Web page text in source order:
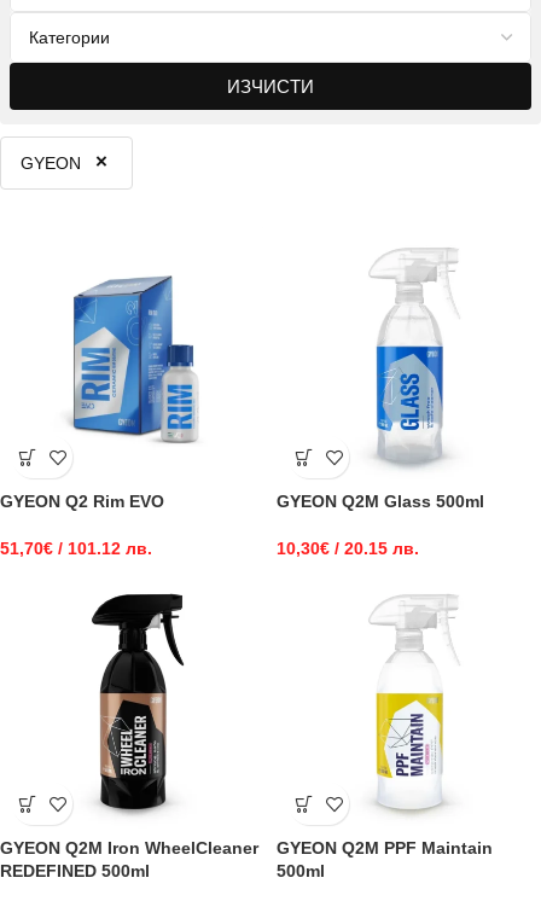
ИЗЧИСТИ
GYEON ×
GYEON Q2 Rim EVO
51,70€ / 101.12 лв.
GYEON Q2M Glass 500ml
10,30€ / 20.15 лв.
GYEON Q2M Iron WheelCleaner
REDEFINED 500ml
GYEON Q2M PPF Maintain
500ml